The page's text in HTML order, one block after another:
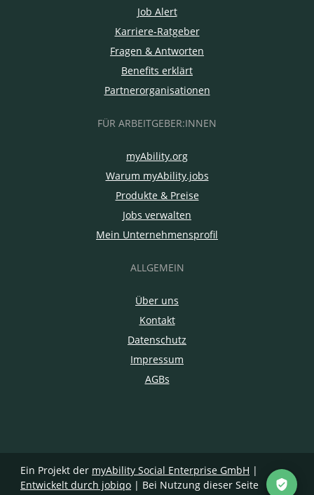
Job Alert
Karriere-Ratgeber
Fragen & Antworten
Benefits erklärt
Partnerorganisationen
FÜR ARBEITGEBER:INNEN
myAbility.org
Warum myAbility.jobs
Produkte & Preise
Jobs verwalten
Mein Unternehmensprofil
ALLGEMEIN
Über uns
Kontakt
Datenschutz
Impressum
AGBs
Ein Projekt der myAbility Social Enterprise GmbH |
Entwickelt durch jobiqo | Bei Nutzung dieser Seite